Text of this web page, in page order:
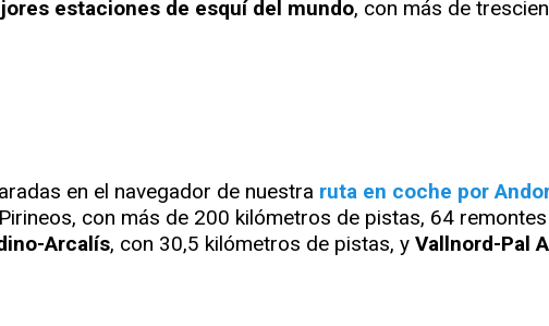
estaciones de esquí del mundo, con más de
en el navegador de nuestra ruta en coche por
con más de 200 kilómetros de pistas, 64
Arcalís, con 30,5 kilómetros de pistas, y Vallnord-Pal